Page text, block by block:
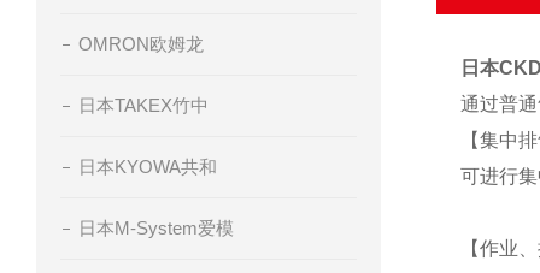
OMRON欧姆龙
日本TAKEX竹中
日本KYOWA共和
日本M-System爱模
日本
通过普
【集中
可进行
【作业